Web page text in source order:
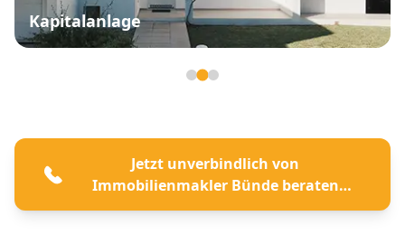
Kapitalanlage
Jetzt unverbindlich von
Immobilienmakler Bünde beraten
lassen